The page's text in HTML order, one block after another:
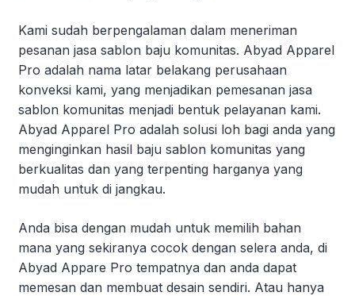
Kami sudah berpengalaman dalam meneriman
pesanan jasa sablon baju komunitas. Abyad Apparel
Pro adalah nama latar belakang perusahaan
konveksi kami, yang menjadikan pemesanan jasa
sablon komunitas menjadi bentuk pelayanan kami.
Abyad Apparel Pro adalah solusi loh bagi anda yang
menginginkan hasil baju sablon komunitas yang
berkualitas dan yang terpenting harganya yang
mudah untuk di jangkau.
Anda bisa dengan mudah untuk memilih bahan
mana yang sekiranya cocok dengan selera anda, di
Abyad Appare Pro tempatnya dan anda dapat
memesan dan membuat desain sendiri. Atau hanya